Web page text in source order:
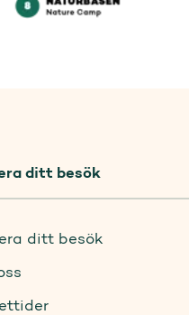
ditt besök
ditt besök